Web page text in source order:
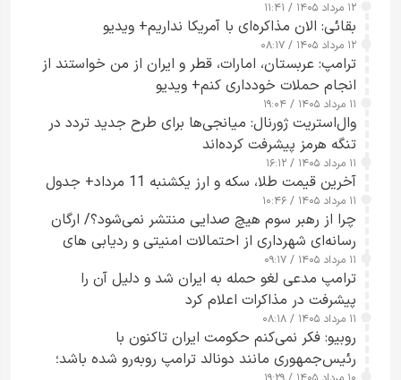
۱۲ مرداد ۱۴۰۵ / ۱۱:۴۱
بقائی: الان مذاکره‌ای با آمریکا نداریم+ ویدیو
۱۲ مرداد ۱۴۰۵ / ۰۸:۱۷
ترامپ: عربستان، امارات، قطر و ایران از من خواستند از
انجام حملات خودداری کنم+ ویدیو
۱۱ مرداد ۱۴۰۵ / ۱۹:۰۴
وال‌استریت ژورنال: میانجی‌ها برای طرح جدید تردد در
تنگه هرمز پیشرفت کرده‌اند
۱۱ مرداد ۱۴۰۵ / ۱۶:۱۲
آخرین قیمت طلا، سکه و ارز یکشنبه 11 مرداد+ جدول
۱۱ مرداد ۱۴۰۵ / ۱۰:۴۶
چرا از رهبر سوم هیچ صدایی منتشر نمی‌شود؟/ ارگان
رسانه‌ای شهرداری از احتمالات امنیتی و ردیابی های
جاسوسی گفت
۱۱ مرداد ۱۴۰۵ / ۰۹:۱۷
ترامپ مدعی لغو حمله به ایران شد و دلیل آن را
پیشرفت در مذاکرات اعلام کرد
۱۱ مرداد ۱۴۰۵ / ۰۸:۱۸
روبیو: فکر نمی‌کنم حکومت ایران تاکنون با
رئیس‌جمهوری مانند دونالد ترامپ روبه‌رو شده باشد؛